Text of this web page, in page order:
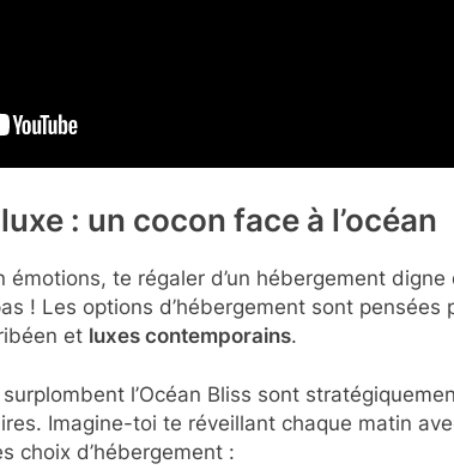
: un cocon face à l’océan
émotions, te régaler d’un hébergement
! Les options d’hébergement sont
et luxes contemporains.
l’Océan Bliss sont
Imagine-toi te réveillant chaque matin
choix d’hébergement :